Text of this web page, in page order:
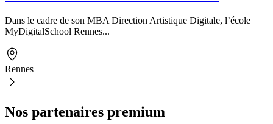
Dans le cadre de son MBA Direction Artistique Digitale, l’école
MyDigitalSchool Rennes...
Rennes
Nos partenaires premium